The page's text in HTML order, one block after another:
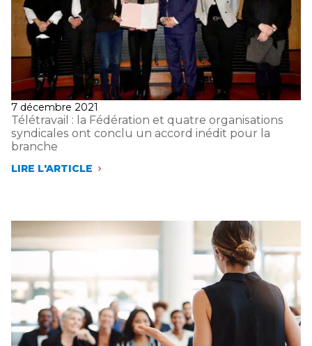
FRANCE »
Publié
le
7 décembre 2021
Télétravail : la Fédération et quatre organisations
syndicales ont conclu un accord inédit pour la
branche
LIRE L'ARTICLE
TÉLÉTRAVAIL
ET
QUATRE
ORGANISATIONS
ONT
CONCLU
UN
ACCORD
INÉDIT
POUR